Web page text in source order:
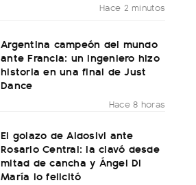
Hace 2 minutos
Argentina campeón del mundo
ante Francia: un ingeniero hizo
historia en una final de Just
Dance
Hace 8 horas
El golazo de Aldosivi ante
Rosario Central: la clavó desde
mitad de cancha y Ángel Di
María lo felicitó